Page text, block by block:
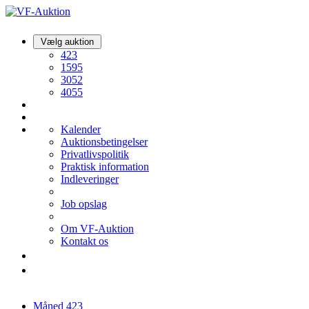
Vælg auktion
423
1595
3052
4055
Kalender
Auktionsbetingelser
Privatlivspolitik
Praktisk information
Indleveringer
Job opslag
Om VF-Auktion
Kontakt os
Måned 423